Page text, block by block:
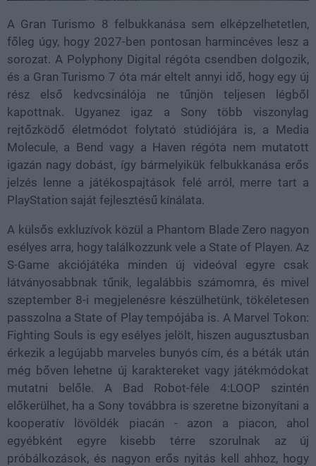
A Gran Turismo 8 felbukkanása sem elképzelhetetlen,
főleg úgy, hogy 2027-ben pontosan harmincéves lesz a
sorozat. A Polyphony Digital régóta csendben dolgozik,
és a Gran Turismo 7 óta már eltelt annyi idő, hogy egy új
rész első kedvcsinálója ne tűnjön teljesen légből
kapottnak. Ugyanez igaz a Sony több viszonylag
rejtőzködő életmódot folytató stúdiójára is, a Media
Molecule, a Bend vagy a Haven régóta nem mutatott
igazán nagy dobást, így bármelyikük felbukkanása erős
jelzés lenne a játékospajtások felé arról, merre tart a
PlayStation saját fejlesztésű kínálata.
A külsős exkluzívok közül a Phantom Blade Zero nagyon
esélyes arra, hogy találkozzunk vele a State of Playen. Az
S-Game akciójátéka minden új videóval egyre csak
látványosabbnak tűnik, legalábbis számomra, és mivel
szeptember 8-i megjelenésre készülhetünk, tökéletesen
passzolna a State of Play tempójába is. A Marvel Tokon:
Fighting Souls is egy esélyes jelölt, hiszen augusztusban
érkezik a legújabb marveles bunyós cím, és a béták után
még bőven lehetne új karaktereket vagy játékmódokat
mutatni belőle. A Bad Robot-féle 4:LOOP szintén
előkerülhet, ha a Sony továbbra is szeretne bizonyítani a
kooperatív lövöldék piacán - azon a piacon, ahol
egyébként egyre kisebb térre szorulnak az új
próbálkozások, és nagyon erős nyitás kell ahhoz, hogy